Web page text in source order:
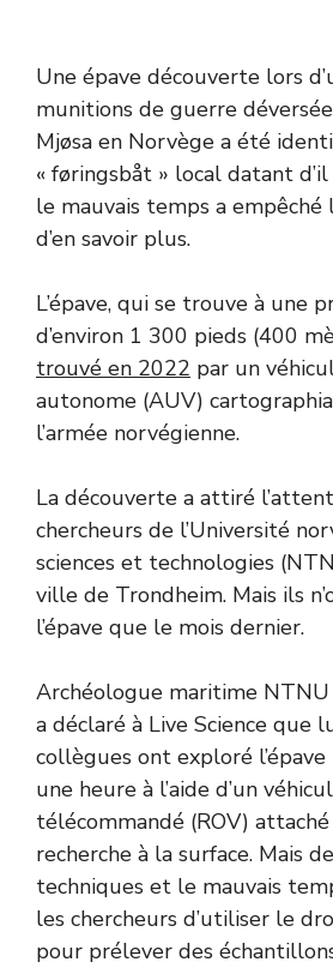
Une épave découverte lors
munitions de guerre
Mjøsa en Norvège a été
« føringsbåt » local datant d’il
le mauvais temps a empêché
d’en savoir plus.
L’épave, qui se trouve à une
d’environ 1 300 pieds (400
trouvé en 2022 par un
autonome (AUV)
l’armée norvégienne.
La découverte a attiré
chercheurs de l’Université
sciences et technologies
ville de Trondheim. Mais ils
l’épave que le mois dernier.
Archéologue maritime NTNU
a déclaré à Live Science que
collègues ont exploré
une heure à l’aide d’un
télécommandé (ROV)
recherche à la surface. Mais
techniques et le mauvais
les chercheurs d’utiliser le
pour prélever des